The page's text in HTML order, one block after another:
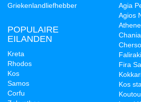
Griekenlandliefhebber
POPULAIRE
EILANDEN
Kreta
Rhodos
Kos
Samos
Corfu
Agia
Agios
Athene
Fira
Kos